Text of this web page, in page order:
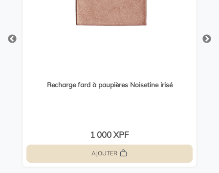
Recharge fard à paupières Noisetine irisé
1 000 XPF
AJOUTER